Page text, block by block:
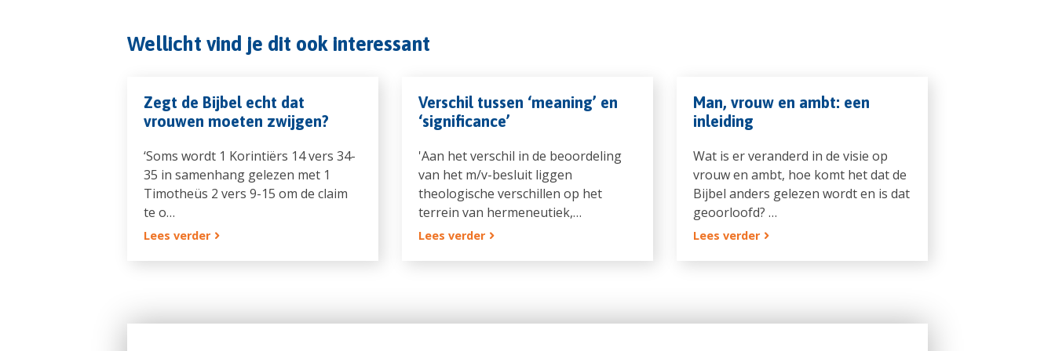
Wellicht vind je dit ook interessant
Zegt de Bijbel echt dat
vrouwen moeten zwijgen?
‘Soms wordt 1 Korintiërs 14 vers 34-
35 in samenhang gelezen met 1
Timotheüs 2 vers 9-15 om de claim
te o…
Lees verder
Verschil tussen ‘meaning’ en
‘significance’
'Aan het verschil in de beoordeling
van het m/v-besluit liggen
theologische verschillen op het
terrein van hermeneutiek,…
Lees verder
Man, vrouw en ambt: een
inleiding
Wat is er veranderd in de visie op
vrouw en ambt, hoe komt het dat de
Bijbel anders gelezen wordt en is dat
geoorloofd? …
Lees verder